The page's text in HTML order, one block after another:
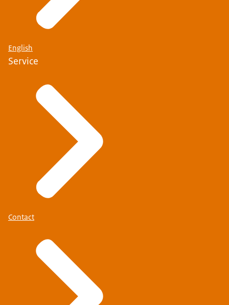
English
Service
Contact